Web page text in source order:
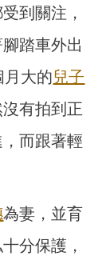
到關注，
踏車外出
月大的兒子
有拍到正
而跟著輕
為妻，並育
分保護，